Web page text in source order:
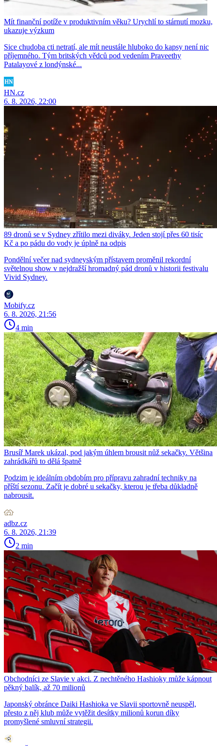
Mít finanční potíže v produktivním věku? Urychlí to stárnutí mozku,
ukazuje výzkum
Sice chudoba cti netratí, ale mít neustále hluboko do kapsy není nic
příjemného. Tým britských vědců pod vedením Praveethy
Patalayové z londýnské...
HN.cz
6. 8. 2026, 22:00
89 dronů se v Sydney zřítilo mezi diváky. Jeden stojí přes 60 tisíc
Kč a po pádu do vody je úplně na odpis
Pondělní večer nad sydneyským přístavem proměnil rekordní
světelnou show v nejdražší hromadný pád dronů v historii festivalu
Vivid Sydney.
Mobify.cz
6. 8. 2026, 21:56
4 min
Brusíř Marek ukázal, pod jakým úhlem brousit nůž sekačky. Většina
zahrádkářů to dělá špatně
Podzim je ideálním obdobím pro přípravu zahradní techniky na
příští sezonu. Začít je dobré u sekačky, kterou je třeba důkladně
nabrousit.
adbz.cz
6. 8. 2026, 21:39
2 min
Obchodníci ze Slavie v akci. Z nechtěného Hashioky může kápnout
pěkný balík, až 70 milionů
Japonský obránce Daiki Hashioka ve Slavii sportovně neuspěl,
přesto z něj klub může vytěžit desítky milionů korun díky
promyšlené smluvní strategii.